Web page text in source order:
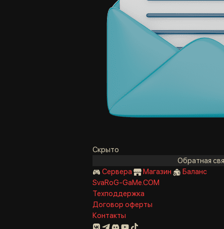
Скрыто
Обратная
Сервера
Магазин
Баланс
SvaRoG-GaMe.COM
Техподдержка
Договор оферты
Контакты